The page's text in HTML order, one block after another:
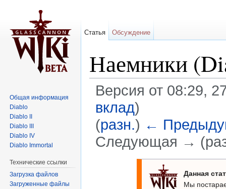
Наемники
Версия от 08:29,
вклад)
(разн.) ←
Следующая →
Данная
Мы
Статья Обсуждение
Общая информация
Diablo
Diablo II
Diablo III
Diablo IV
Diablo Immortal
Технические ссылки
Загрузка файлов
Загруженные файлы